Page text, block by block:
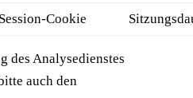
Session-Cookie
des Analysedienstes
auch den